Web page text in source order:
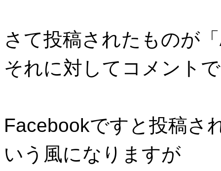
さて投稿されたものが
それに対してコメント
Facebookですと投稿さ
いう風になりますが